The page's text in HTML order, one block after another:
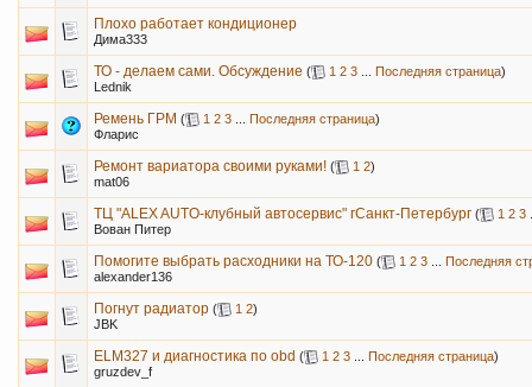
Плохо работает кондиционер
Дима333
ТО - делаем сами. Обсуждение ( 1 2 3 Последняя страница)
Lednik
Ремень ГРМ ( 1 2 3 Последняя страница)
Фларис
Ремонт вариатора своими руками! ( 1 2)
mat06
ТЦ "ALEX AUTO-клубный автосервис" гСанкт-Петербург ( 1 2 3
Вован Питер
Помогите выбрать расходники на ТО-120 ( 1 2 3
Последняя
alexander136
Погнут радиатор ( 1 2)
JBK
ELM327 и диагностика по obd ( 1 2 3 Последняя страница)
gruzdev_f